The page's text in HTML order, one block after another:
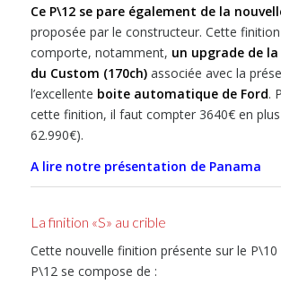
Ce P\12 se pare également de la
proposée par le constructeur. Cette
comporte, notamment, un upgrade de
du Custom (170ch)associée avec la
l’excellente boite automatique de Ford.
cette finition, il faut compter 3640€ en plus
62.990€).
A lire notre présentation de Panama
La finition «S» au crible
Cette nouvelle finition présente sur le
P\12 se compose de :